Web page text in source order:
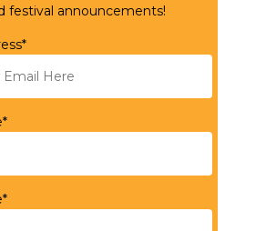
festival announcements!